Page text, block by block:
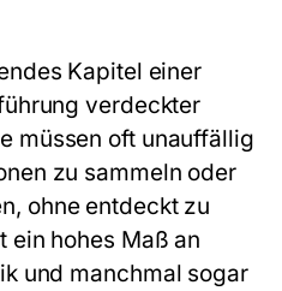
Kapitel einer
verdeckter
müssen oft unauffällig
zu sammeln oder
ohne entdeckt zu
ein hohes Maß an
und manchmal sogar